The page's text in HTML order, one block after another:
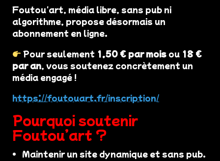
Foutou'art, média libre, sans pub ni
algorithme, propose désormais un
abonnement en ligne.
Pour seulement 1,50 € par mois ou 18 €
par an, vous soutenez concrètement un
média engagé !
https://foutouart.fr/inscription/
Pourquoi soutenir
Foutou’art ?
Maintenir un site dynamique et sans pub.